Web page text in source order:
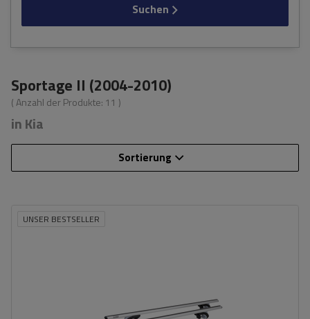
Suchen
Sportage II (2004-2010)
( Anzahl der Produkte: 11 )
in Kia
Sortierung
UNSER BESTSELLER